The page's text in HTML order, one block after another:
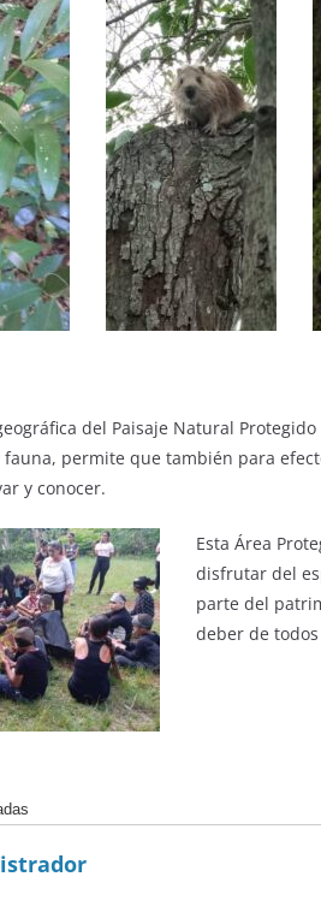
del Paisaje Natural
permite que también para
y conocer.
Esta Área
disfrutar del
parte del
deber de